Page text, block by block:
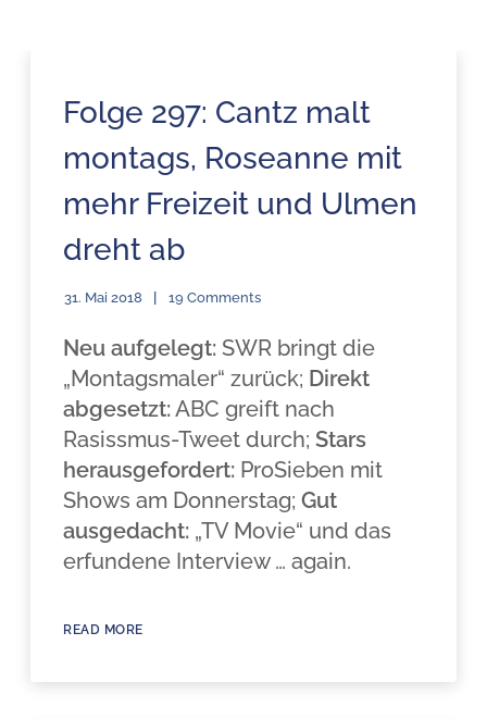
Folge 297: Cantz malt
montags, Roseanne mit
mehr Freizeit und Ulmen
dreht ab
31. Mai 2018 19 Comments
Neu aufgelegt: SWR bringt die
„Montagsmaler“ zurück; Direkt
abgesetzt: ABC greift nach
Rasissmus-Tweet durch;Stars
herausgefordert: ProSieben mit
Shows am Donnerstag;Gut
ausgedacht: „TV Movie“ und das
erfundene Interview … again.
READ MORE